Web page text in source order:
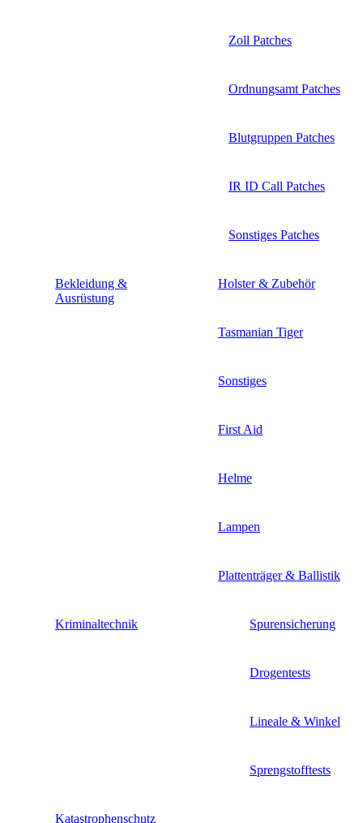
Zoll Patches
Ordnungsamt Patches
Blutgruppen Patches
IR ID Call Patches
Sonstiges Patches
Bekleidung &
Ausrüstung
Holster & Zubehör
Tasmanian Tiger
Sonstiges
First Aid
Helme
Lampen
Plattenträger & Ballistik
Kriminaltechnik Spurensicherung
Drogentests
Lineale & Winkel
Sprengstofftests
Katastrophenschutz